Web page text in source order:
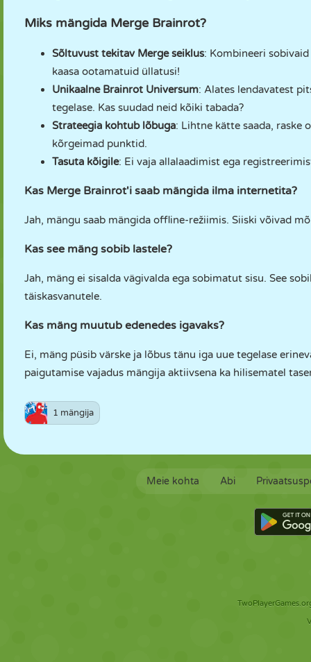
Miks mängida Merge Brainrot?
Sõltuvust tekitav Merge seiklus: Kombineeri
kaasa ootamatuid üllatusi!
Unikaalne Brainrot Universum: Alates lendavatest
tegelase. Kas suudad neid kõiki tabada?
Strateegia kohtub lõbuga: Lihtne kätte saada, raske
kõrgeimad punktid.
Tasuta kõigile: Ei vaja allalaadimist ega
Kas Merge Brainrot'i saab mängida ilma internetita?
Jah, mängu saab mängida offline-režiimis. Siiski võivad
Kas see mäng sobib lastele?
Jah, mäng ei sisalda vägivalda ega sobimatut sisu. See
täiskasvanutele.
Kas mäng muutub edenedes igavaks?
Ei, mäng püsib värske ja lõbus tänu iga uue tegelase
paigutamise vajadus mängija aktiivsena ka hilisematel
1 mängija
Meie kohta Abi